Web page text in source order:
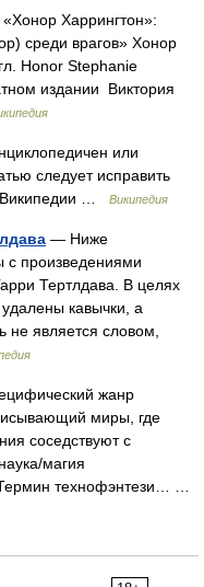
Харрингтон»:
среди врагов» Хонор
Honor Stephanie
издании Виктория
или
следует исправить
Википедии …
Википедия
— Ниже
с произведениями
Тертлдава. В целях
кавычки, а
не является словом,
жанр
миры, где
соседствуют с
магия
технофэнтези… …